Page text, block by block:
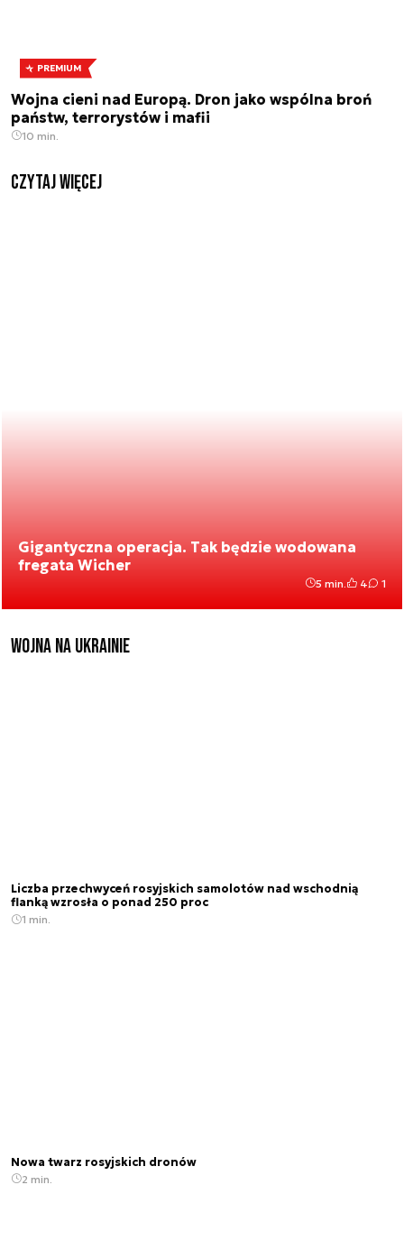
PREMIUM
Wojna cieni nad Europą. Dron jako wspólna broń
państw, terrorystów i mafii
10 min.
czytaj więcej
Gigantyczna operacja. Tak będzie wodowana
fregata Wicher
5 min. 4 1
Wojna na Ukrainie
Liczba przechwyceń rosyjskich samolotów nad wschodnią
flanką wzrosła o ponad 250 proc
1 min.
Nowa twarz rosyjskich dronów
2 min.